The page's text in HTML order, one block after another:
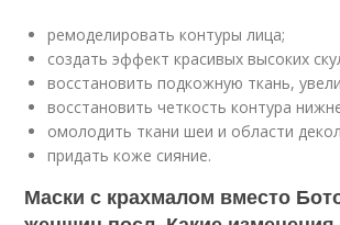
ремоделировать контуры лица;
создать эффект красивых высоких
восстановить подкожную ткань,
восстановить четкость контура
омолодить ткани шеи и области
придать коже сияние.
Маски с крахмалом вместо